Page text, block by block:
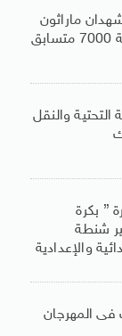
ماراثون
التحتية والنقل
” بكرة
شنطة
والإعدادية
فى المهرجان